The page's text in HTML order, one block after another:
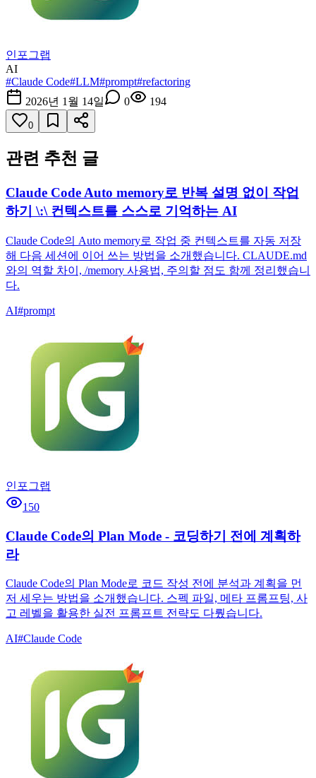
인포그랩
AI
#Claude Code#LLM#prompt#refactoring
2026년 1월 14일
0 194
0
관련 추천 글
Claude Code Auto memory로 반복 설명 없이 작업
하기 \:\ 컨텍스트를 스스로 기억하는 AI
Claude Code의 Auto memory로 작업 중 컨텍스트를 자동 저장
해 다음 세션에 이어 쓰는 방법을 소개했습니다. CLAUDE.md
와의 역할 차이, /memory 사용법, 주의할 점도 함께 정리했습니
다.
AI#prompt
인포그랩
150
Claude Code의 Plan Mode - 코딩하기 전에 계획하
라
Claude Code의 Plan Mode로 코드 작성 전에 분석과 계획을 먼
저 세우는 방법을 소개했습니다. 스펙 파일, 메타 프롬프팅, 사
고 레벨을 활용한 실전 프롬프트 전략도 다뤘습니다.
AI#Claude Code